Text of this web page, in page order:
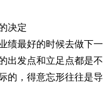
决定
绩最好的时候去做下
出发点和立足点都是
的，得意忘形往往是